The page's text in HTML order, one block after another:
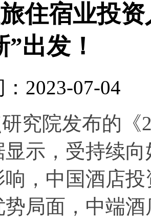
住宿业投
出发！
2023-07-04
究院发布的《
示，受持续
，中国酒店
势局面，中端